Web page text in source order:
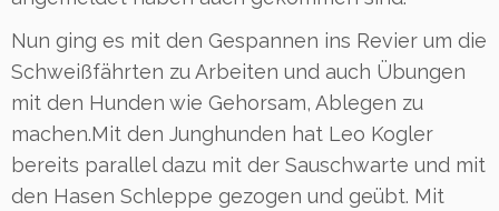
Nun ging es mit den Gespannen ins Revier um die
Schweißfährten zu Arbeiten und auch Übungen
mit den Hunden wie Gehorsam, Ablegen zu
machen.Mit den Junghunden hat Leo Kogler
bereits parallel dazu mit der Sauschwarte und mit
den Hasen Schleppe gezogen und geübt. Mit